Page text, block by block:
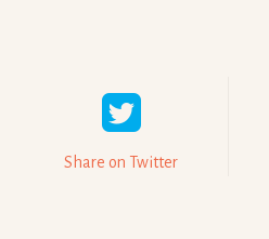
Share on Twitter